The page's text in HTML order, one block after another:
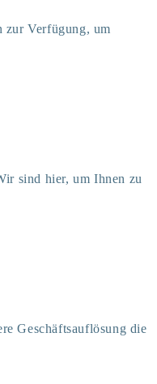
zur Verfügung, um
sind hier, um Ihnen zu
Geschäftsauflösung die